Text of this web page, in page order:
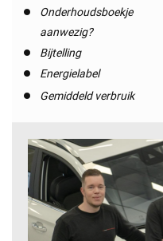
Onderhoudsboekje
aanwezig?
Bijtelling
Energielabel
Gemiddeld verbruik